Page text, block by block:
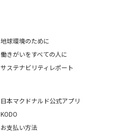
地球環境のために
働きがいをすべての人に
サステナビリティレポート
日本マクドナルド公式アプリ
KODO
お支払い方法